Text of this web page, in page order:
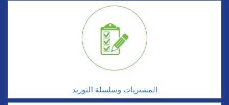
المشتريات وسلسلة التوريد